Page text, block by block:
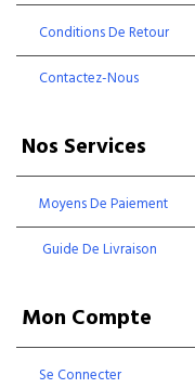
Conditions De Retour
Contactez-Nous
Nos Services
Moyens De Paiement
Guide De Livraison
Mon Compte
Se Connecter